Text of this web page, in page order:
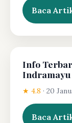
Baca
Info
Indramayu
★ 4.8 · 20
Baca